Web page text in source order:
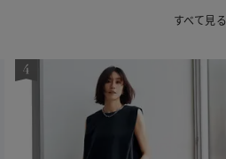
すべて見る